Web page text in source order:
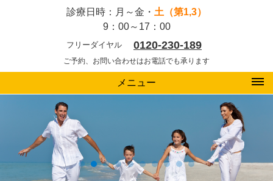
診療日時：月～金・ 土（第1,3）
9：00～17：00
フリーダイヤル 0120-230-189
ご予約、お問い合わせはお電話でも承ります
メニュー